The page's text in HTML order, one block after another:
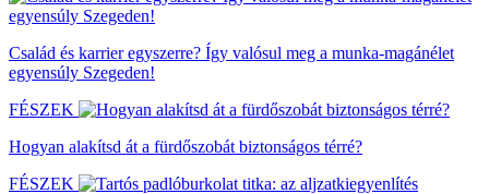
Család és karrier egyszerre? Így valósul meg a munka-magánélet
egyensúly Szegeden!
FÉSZEK
Hogyan alakítsd át a fürdőszobát biztonságos térré?
FÉSZEK